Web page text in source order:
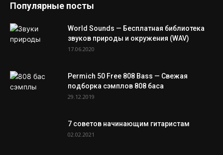
Популярные посты
World Sounds — Бесплатная библиотека
звуков природы и окружения (WAV)
17.06.2020
Permich 50 Free 808 Bass — Свежая
подборка сэмплов 808 баса
29.12.2019
7 советов начинающим гитаристам
02.02.2021